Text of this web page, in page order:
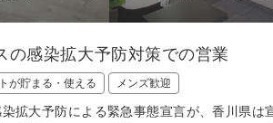
の感染拡大予防対策での営業
が貯まる・使える メンズ歓迎
拡大予防による緊急事態宣言が、香川県